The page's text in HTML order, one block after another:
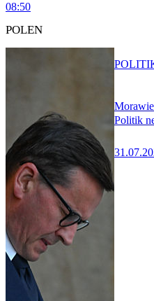
08:50
POLEN
Politik